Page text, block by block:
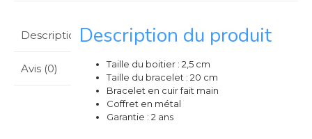
Description
Avis (0)
Description du produit
Taille du boitier : 2,5 cm
Taille du bracelet : 20 cm
Bracelet en cuir fait main
Coffret en métal
Garantie : 2 ans